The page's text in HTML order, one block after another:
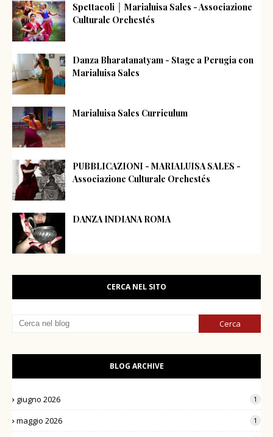
Spettacoli │ Marialuisa Sales - Associazione
Culturale Orchestés
Danza Bharatanatyam - Stage a Perugia con
Marialuisa Sales
Marialuisa Sales Curriculum
PUBBLICAZIONI - MARIALUISA SALES -
Associazione Culturale Orchestés
DANZA INDIANA ROMA
CERCA NEL SITO
BLOG ARCHIVE
giugno 2026 1
maggio 2026 1